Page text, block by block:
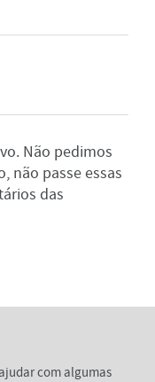
Não pedimos
não passe essas
das
com algumas